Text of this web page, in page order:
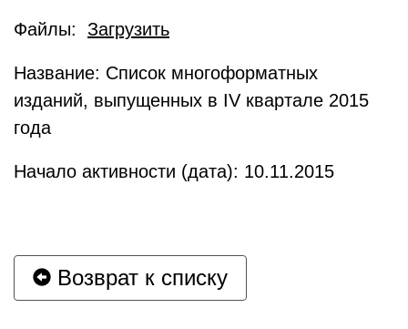
Файлы: Загрузить
Название: Список многоформатных
изданий, выпущенных в IV квартале 2015
года
Начало активности (дата): 10.11.2015
Возврат к списку